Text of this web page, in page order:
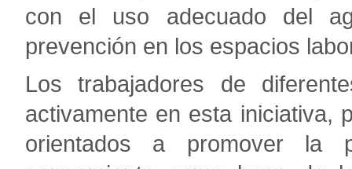
con el uso adecuado del
prevención en los espacios
Los trabajadores de
activamente en esta iniciativa,
orientados a promover la